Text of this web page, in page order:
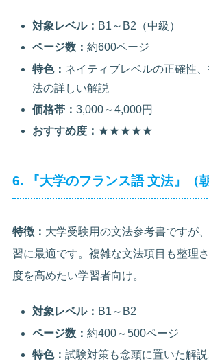
対象レベル： B1～B2（中級）
ページ数：約600ページ
特色： ネイティブレベルの正確性
法の詳しい解説
価格帯：3,000～4,000円
おすすめ度： ★★★★★
6. 『大学のフランス語 文法』（
特徴： 大学受験用の文法参考書ですが
習に最適です。複雑な文法項目も整理
度を高めたい学習者向け。
対象レベル： B1～B2
ページ数：約400～500ページ
特色：試験対策も念頭に置いた解